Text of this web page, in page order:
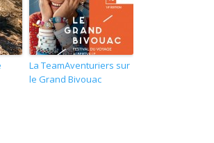
La TeamAventuriers sur
le Grand Bivouac